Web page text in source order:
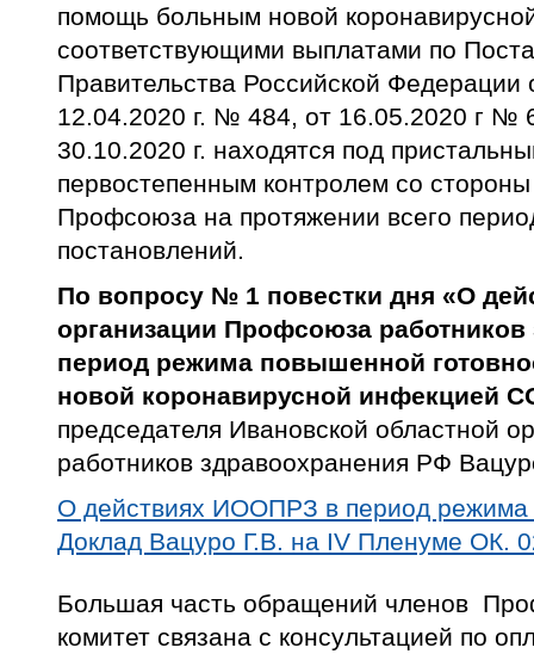
помощь больным новой
соответствующими выплатами по
Правительства Российской
12.04.2020 г. № 484, от 16.05.2020 г №
30.10.2020 г. находятся под
первостепенным контролем со
Профсоюза на протяжении всего
постановлений.
По вопросу № 1 повестки дня «О
организации Профсоюза
период режима повышенной
новой коронавирусной инфекцией
председателя Ивановской областной
работников здравоохранения РФ
О действиях ИООПРЗ в период режима
Доклад Вацуро Г.В. на IV Пленуме ОК.
Большая часть обращений членов
комитет связана с консультацией по